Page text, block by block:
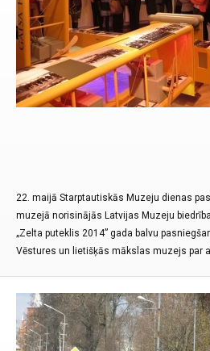
22. maijā Starptautiskās Muzeju dienas
muzejā norisinājās Latvijas Muzeju
„Zelta puteklis 2014” gada balvu
Vēstures un lietišķās mākslas muzejs par